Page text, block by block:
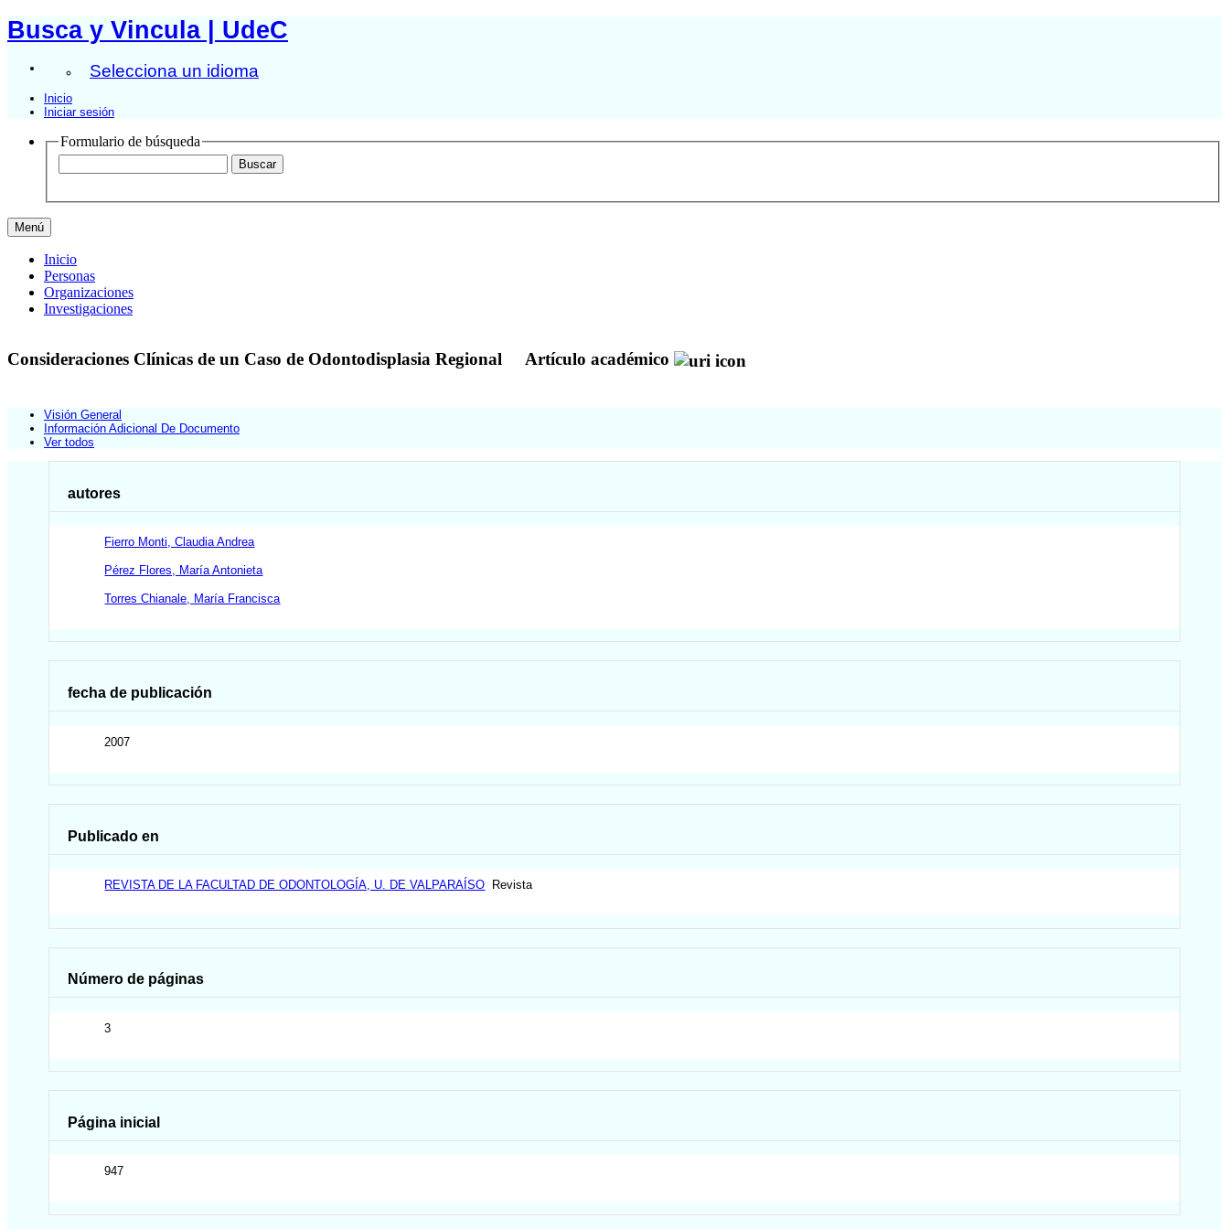
Busca y Vincula | UdeC
Selecciona un idioma
Inicio
Iniciar sesión
Formulario de búsqueda
Menú
Inicio
Personas
Organizaciones
Investigaciones
Consideraciones Clínicas de un Caso de Odontodisplasia Regional Artículo académico
Visión General
Información Adicional De Documento
Ver todos
autores
Fierro Monti, Claudia Andrea
Pérez Flores, María Antonieta
Torres Chianale, María Francisca
fecha de publicación
2007
Publicado en
REVISTA DE LA FACULTAD DE ODONTOLOGÍA, U. DE VALPARAÍSO Revista
Número de páginas
3
Página inicial
947